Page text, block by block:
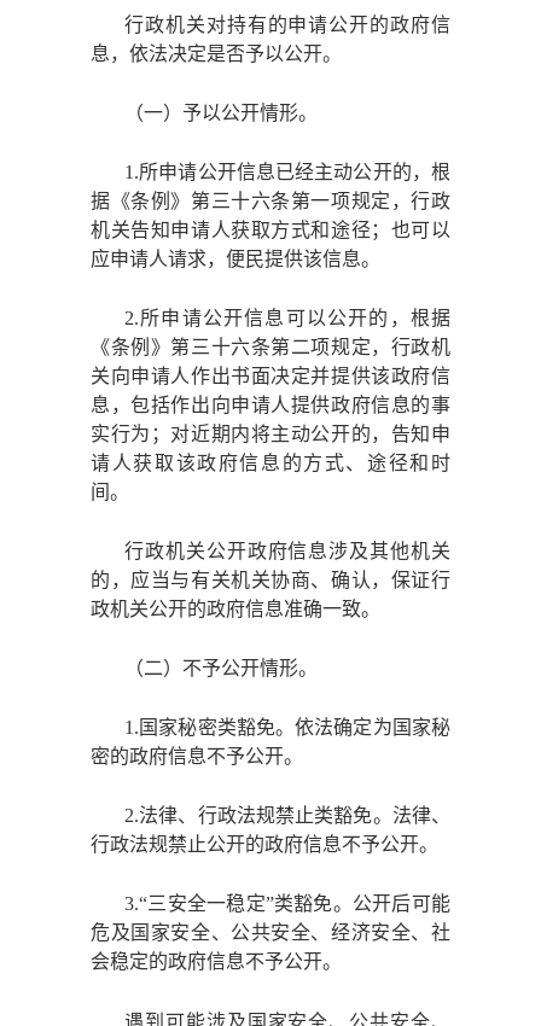
行政机关对持有的申请公开的政府信
息，依法决定是否予以公开。
（一）予以公开情形。
1.所申请公开信息已经主动公开的，根
据《条例》第三十六条第一项规定，行政
机关告知申请人获取方式和途径；也可以
应申请人请求，便民提供该信息。
2.所申请公开信息可以公开的，根据
《条例》第三十六条第二项规定，行政机
关向申请人作出书面决定并提供该政府信
息，包括作出向申请人提供政府信息的事
实行为；对近期内将主动公开的，告知申
请人获取该政府信息的方式、途径和时
间。
行政机关公开政府信息涉及其他机关
的，应当与有关机关协商、确认，保证行
政机关公开的政府信息准确一致。
（二）不予公开情形。
1.国家秘密类豁免。依法确定为国家秘
密的政府信息不予公开。
2.法律、行政法规禁止类豁免。法律、
行政法规禁止公开的政府信息不予公开。
3.“三安全一稳定”类豁免。公开后可能
危及国家安全、公共安全、经济安全、社
会稳定的政府信息不予公开。
遇到可能涉及国家安全、公共安全、